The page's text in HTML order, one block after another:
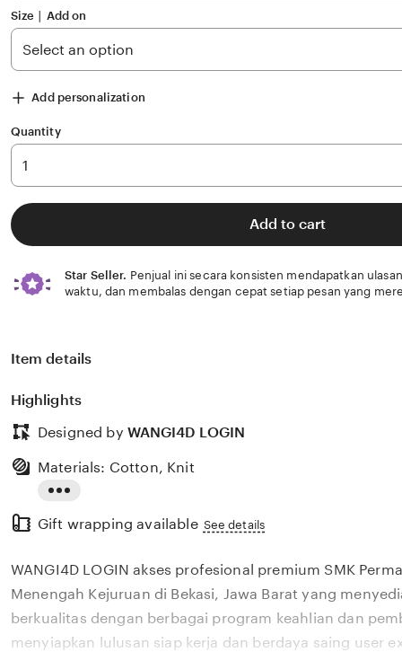
Size ∣ Add on
Add personalization
Quantity
Add to cart
Star Seller. Penjual ini secara konsisten mendapatkan
waktu, dan membalas dengan cepat setiap pesan yang
Item details
Highlights
Designed by WANGI4D LOGIN
the
description
Materials: Cotton, Knit
Gift wrapping available See details
WANGI4D LOGIN akses profesional premium SMK
Menengah Kejuruan di Bekasi, Jawa Barat yang
berkualitas dengan berbagai program keahlian dan
menyiapkan lulusan siap kerja dan berdaya saing user